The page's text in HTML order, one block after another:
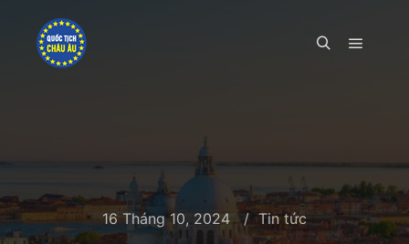
16 Tháng 10, 2024 Tin tức